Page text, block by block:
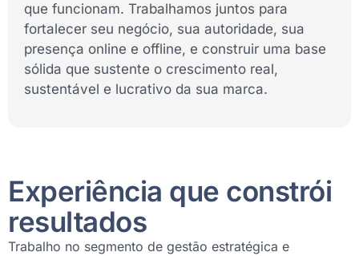
que funcionam. Trabalhamos juntos para
fortalecer seu negócio, sua autoridade, sua
presença online e offline, e construir uma base
sólida que sustente o crescimento real,
sustentável e lucrativo da sua marca.
Experiência que constrói
resultados
Trabalho no segmento de gestão estratégica e